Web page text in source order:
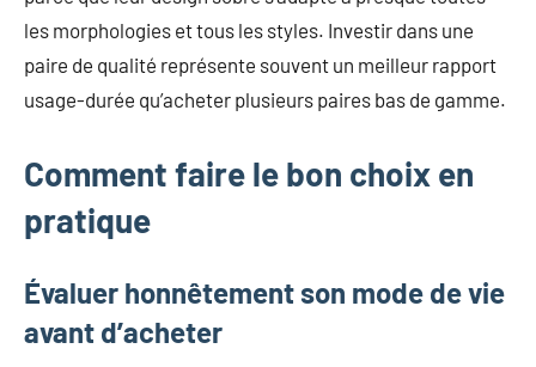
les morphologies et tous les styles. Investir dans une
paire de qualité représente souvent un meilleur rapport
usage-durée qu’acheter plusieurs paires bas de gamme.
Comment faire le bon choix en
pratique
Évaluer honnêtement son mode de vie
avant d’acheter